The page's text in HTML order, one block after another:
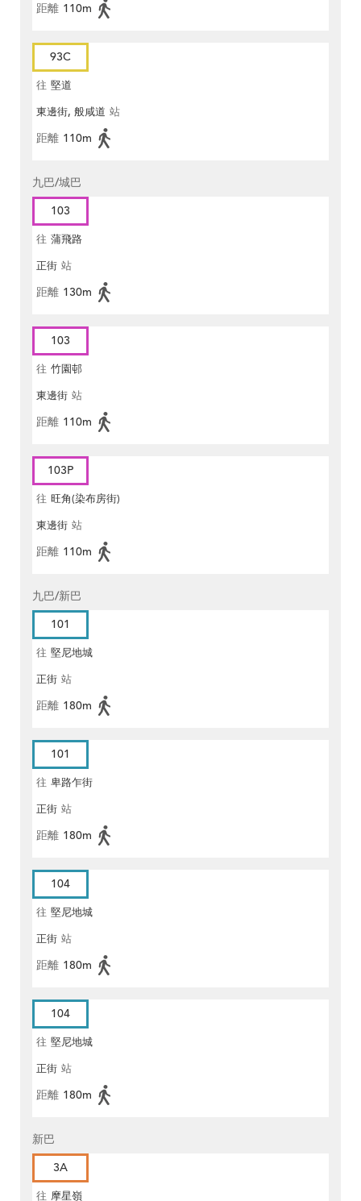
距離 110m
93C
往 堅道
東邊街, 般咸道 站
距離 110m
九巴/城巴
103
往 蒲飛路
正街 站
距離 130m
103
往 竹園邨
東邊街 站
距離 110m
103P
往 旺角(染布房街)
東邊街 站
距離 110m
九巴/新巴
101
往 堅尼地城
正街 站
距離 180m
101
往 卑路乍街
正街 站
距離 180m
104
往 堅尼地城
正街 站
距離 180m
104
往 堅尼地城
正街 站
距離 180m
新巴
3A
往 摩星嶺